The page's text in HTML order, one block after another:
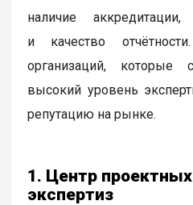
наличие
и качество
организаций, которые
высокий уровень
репутацию на рынке.
1. Центр
экспертиз